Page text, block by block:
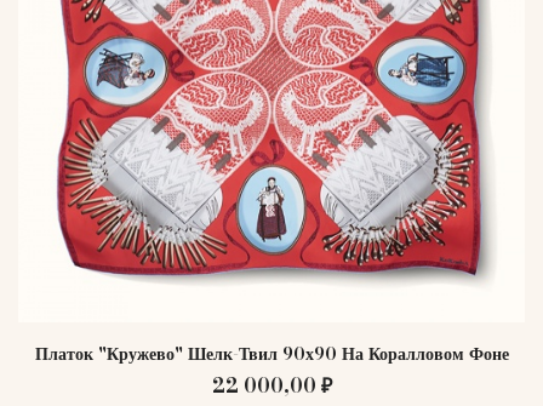
Платок "Кружево" Шелк-Твил 90х90 На Коралловом Фоне
22 000,00 ₽